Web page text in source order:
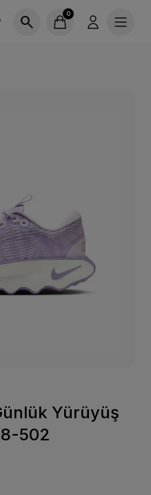
search 0
Yürüyüş
502